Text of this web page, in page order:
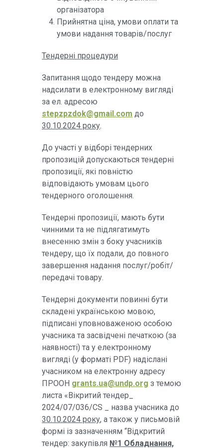
організатора
Прийнятна ціна, умови оплати та
умови надання товарів/послуг
Тендерні процедури
Запитання щодо тендеру можна
надсилати в електронному вигляді
за ел. адресою
stepzpzdok@gmail.com до
30.10.2024 року.
До участі у відборі тендерних
пропозицій допускаються тендерні
пропозиції, які повністю
відповідають умовам цього
тендерного оголошення.
Тендерні пропозиції, мають бути
чинними та не підлягатимуть
внесенню змін з боку учасників
тендеру, що їх подали, до повного
завершення надання послуг/робіт/
передачі товару.
Тендерні документи повинні бути
складені українською мовою,
підписані уповноваженою особою
учасника та засвідчені печаткою (за
наявності) та у електронному
вигляді (у форматі PDF) надіслані
учасником на електронну адресу
ПРООН grants.ua@undp.org з темою
листа «Вікритий тендер_
2024/07/036/CS _ назва учасника до
30.10.2024 року, а також у письмовій
формі із зазначенням “Відкритий
тендер: закупівля №1 Обладнання,